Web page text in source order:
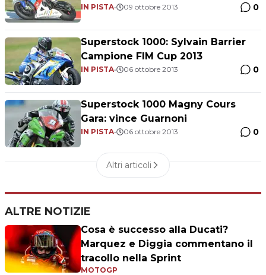
IN PISTA• 09 ottobre 2013 0
Superstock 1000: Sylvain Barrier
Campione FIM Cup 2013
IN PISTA• 06 ottobre 2013 0
Superstock 1000 Magny Cours
Gara: vince Guarnoni
IN PISTA• 06 ottobre 2013 0
Altri articoli
ALTRE NOTIZIE
Cosa è successo alla Ducati?
Marquez e Diggia commentano il
tracollo nella Sprint
MOTOGP